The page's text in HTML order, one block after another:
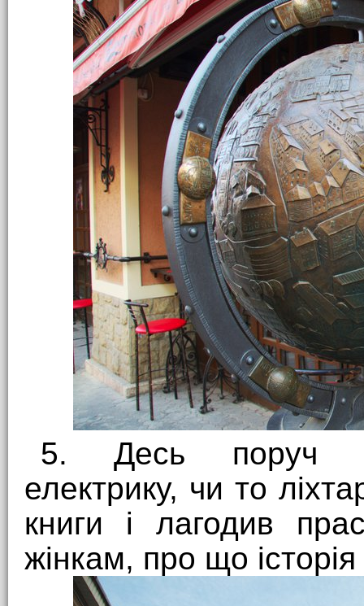
5. Десь поруч
електрику, чи то
книги і лагодив
жінкам, про що